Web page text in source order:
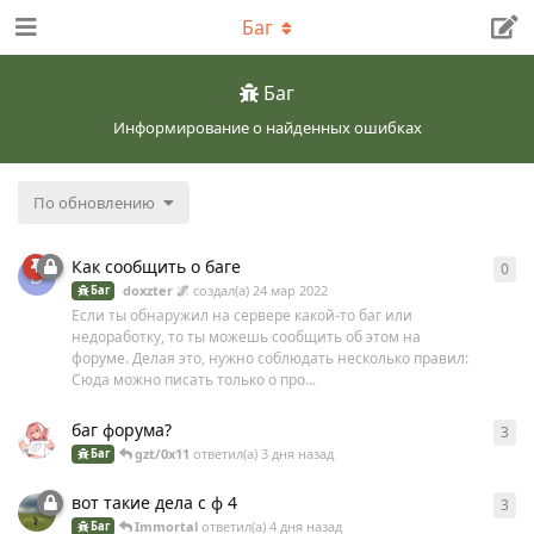
Баг
Информирование о найденных ошибках
Баг
По обновлению
D Как сообщить о баге
Баг doxzter 🌌 создал(а)24 мар 2022
Если ты обнаружил на сервере какой-то баг или
недоработку, то ты можешь сообщить об этом на
форуме. Делая это, нужно соблюдать несколько правил:
Сюда можно писать только о про...
0
баг форума?
Баг gzt/0x11 ответил(а)3 дня назад
3
вот такие дела с ф 4
Баг Immоrtal ответил(а)4 дня назад
3